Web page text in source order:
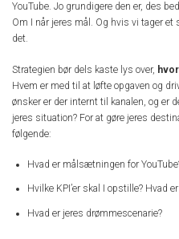
YouTube. Jo grundigere den er, des
Om I når jeres mål. Og hvis vi tager et
det.
Strategien bør dels kaste lys over,
Hvem er med til at løfte opgaven og
ønsker er der internt til kanalen, og er
jeres situation? For at gøre jeres
følgende:
Hvad er målsætningen for
Hvilke KPI’er skal I opstille? Hvad
Hvad er jeres drømmescenarie?